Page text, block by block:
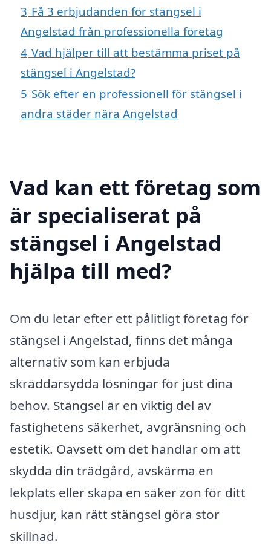
3 Få 3 erbjudanden för stängsel i
Angelstad från professionella företag
4 Vad hjälper till att bestämma priset på
stängsel i Angelstad?
5 Sök efter en professionell för stängsel i
andra städer nära Angelstad
Vad kan ett företag som
är specialiserat på
stängsel i Angelstad
hjälpa till med?
Om du letar efter ett pålitligt företag för
stängsel i Angelstad, finns det många
alternativ som kan erbjuda
skräddarsydda lösningar för just dina
behov. Stängsel är en viktig del av
fastighetens säkerhet, avgränsning och
estetik. Oavsett om det handlar om att
skydda din trädgård, avskärma en
lekplats eller skapa en säker zon för ditt
husdjur, kan rätt stängsel göra stor
skillnad.